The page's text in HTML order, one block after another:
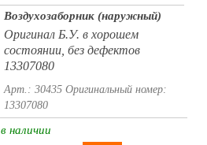
Воздухозаборник (наружный)
Оригинал Б.У. в хорошем
состоянии, без дефектов
13307080
Арт.: 30435 Оригинальный номер:
13307080
в наличии